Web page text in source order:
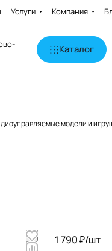
Услуги Компания
Каталог
модели и
1 790 ₽/шт